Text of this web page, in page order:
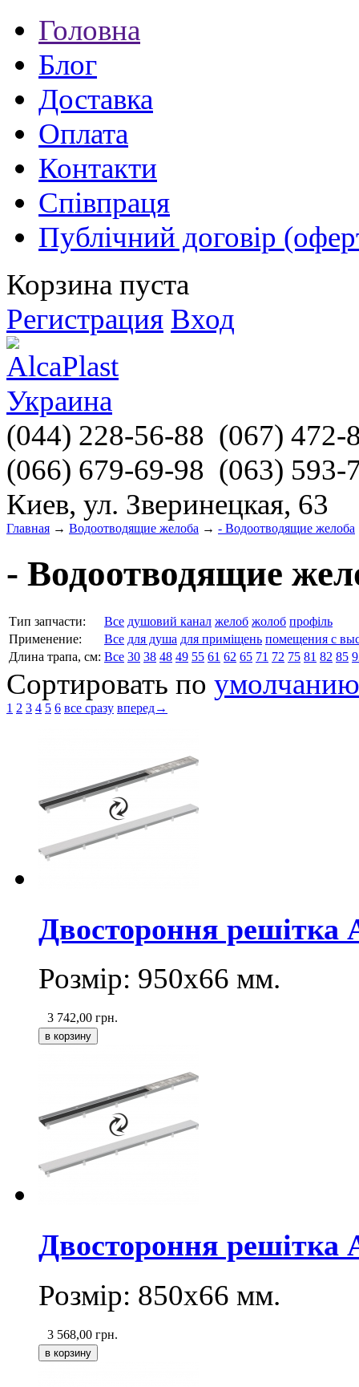
Головна
Блог
Доставка
Оплата
Контакти
Співпраця
Публічний договір
Корзина пуста
Регистрация Вход
(044) 228-56-88 (067) 472-
(066) 679-69-98 (063) 593-
Киев, ул. Зверинецкая, 63
Главная → Водоотводящие желоба → - Водоотводящие желоба
- Водоотводящие
Тип запчасти: Все душовий канал желоб жолоб профіль
Применение:
Все для душа для приміщень помещения с
Длина трапа, см: Все 30 38 48 49 55 61 62 65 71 72 75 81 82 85
Сортировать по умолчанию
1 2 3 4 5 6 все сразу вперед→
Двостороння pешітка
Розмір: 950х66 мм.
3 742,00 грн.
Двостороння pешітка
Розмір: 850х66 мм.
3 568,00 грн.